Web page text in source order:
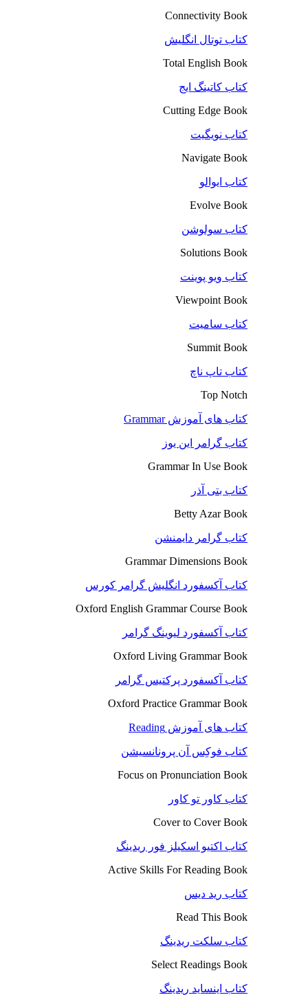
Connectivity Book
کتاب توتال انگلیش
Total English Book
کتاب کاتینگ ایج
Cutting Edge Book
کتاب نویگیت
Navigate Book
کتاب ایوالو
Evolve Book
کتاب سولوشن
Solutions Book
کتاب ویو پوینت
Viewpoint Book
کتاب سامیت
Summit Book
کتاب تاپ ناچ
Top Notch
کتاب های آموزش Grammar
کتاب گرامر این یوز
Grammar In Use Book
کتاب بتی آذر
Betty Azar Book
کتاب گرامر دایمنشن
Grammar Dimensions Book
کتاب آکسفورد انگلیش گرامر کورس
Oxford English Grammar Course Book
کتاب آکسفورد لیوینگ گرامر
Oxford Living Grammar Book
کتاب آکسفورد پرکتیس گرامر
Oxford Practice Grammar Book
کتاب های آموزش Reading
کتاب فوکِس آن پرونانسیشن
Focus on Pronunciation Book
کتاب کاور تو کاور
Cover to Cover Book
کتاب اکتیو اسکیلز فور ریدینگ
Active Skills For Reading Book
کتاب رید دیس
Read This Book
کتاب سلکت ریدینگ
Select Readings Book
کتاب اینساید ریدینگ